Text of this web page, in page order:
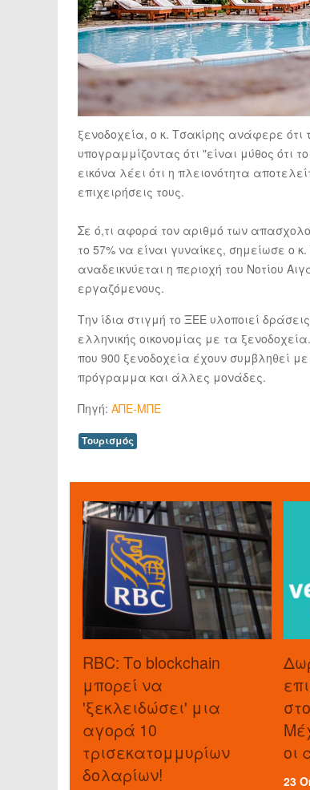
ξενοδοχεία, ο κ. Τσακίρης ανάφερε
υπογραμμίζοντας ότι "είναι μύθος ότι
εικόνα λέει ότι η πλειονότητα
επιχειρήσεις τους.
Σε ό,τι αφορά τον αριθμό των
το 57% να είναι γυναίκες, σημείωσε ο
αναδεικνύεται η περιοχή του Νοτίου
εργαζόμενους.
Την ίδια στιγμή το ΞΕΕ υλοποιεί
ελληνικής οικονομίας με τα
που 900 ξενοδοχεία έχουν συμβληθεί
πρόγραμμα και άλλες μονάδες.
Πηγή: ΑΠΕ-ΜΠΕ
Τουρισμός
RBC: Το blockchain
μπορεί να
'ξεκλειδώσει' μια
αγορά 10
τρισεκατομμυρίων
δολαρίων!
οι
23